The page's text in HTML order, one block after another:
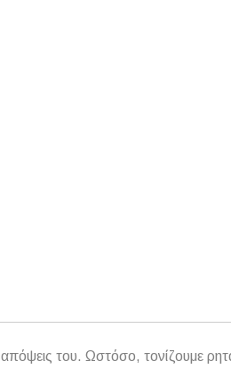
του. Ωστόσο, τονίζουμε